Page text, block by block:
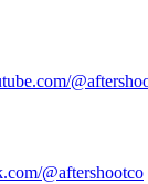
@aftershootco